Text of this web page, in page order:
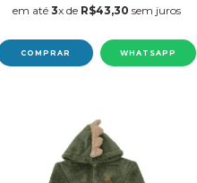
em até 3x de R$43,30 sem juros
COMPRAR WHATSAPP